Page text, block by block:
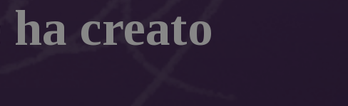
creato